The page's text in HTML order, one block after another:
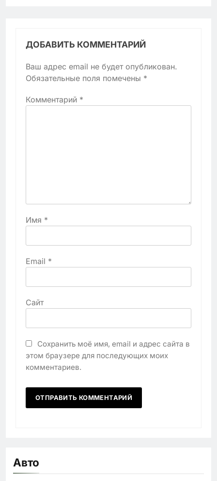
ДОБАВИТЬ КОММЕНТАРИЙ
Ваш адрес email не будет опубликован.
Обязательные поля помечены *
Комментарий *
Имя *
Email *
Сайт
Сохранить моё имя, email и адрес сайта в
этом браузере для последующих моих
комментариев.
Авто